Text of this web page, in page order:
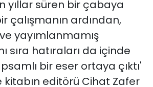
yıllar süren bir çabaya
çalışmanın ardından,
yayımlanmamış
sıra hatıraları da içinde
bir eser ortaya çıktı'
kitabın editörü Cihat Zafer